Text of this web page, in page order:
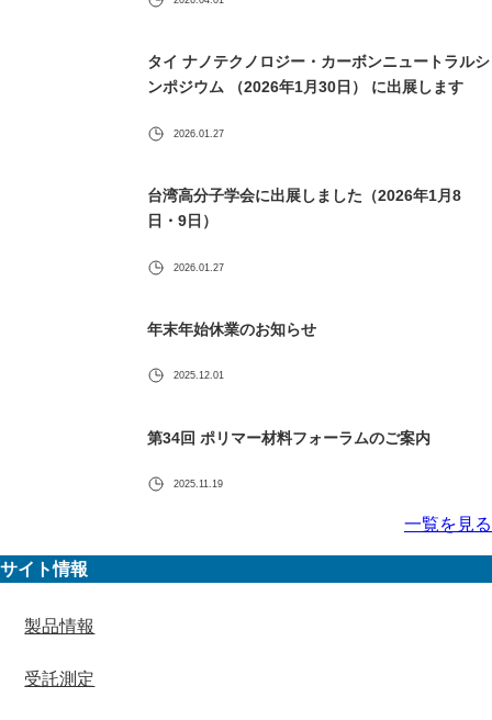
タイ ナノテクノロジー・カーボンニュートラルシ
ンポジウム （2026年1月30日） に出展します
2026.01.27
台湾高分子学会に出展しました（2026年1月8
日・9日）
2026.01.27
年末年始休業のお知らせ
2025.12.01
第34回 ポリマー材料フォーラムのご案内
2025.11.19
一覧を見る
サイト情報
製品情報
受託測定